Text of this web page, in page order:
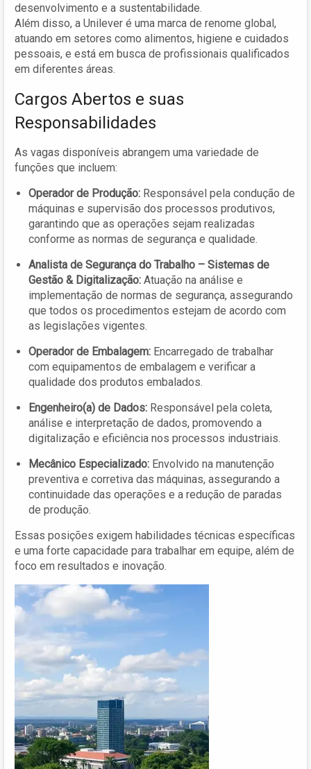
desenvolvimento e a sustentabilidade.
Além disso, a Unilever é uma marca de renome global,
atuando em setores como alimentos, higiene e cuidados
pessoais, e está em busca de profissionais qualificados
em diferentes áreas.
Cargos Abertos e suas
Responsabilidades
As vagas disponíveis abrangem uma variedade de
funções que incluem:
Operador de Produção: Responsável pela condução de
máquinas e supervisão dos processos produtivos,
garantindo que as operações sejam realizadas
conforme as normas de segurança e qualidade.
Analista de Segurança do Trabalho – Sistemas de
Gestão & Digitalização: Atuação na análise e
implementação de normas de segurança, assegurando
que todos os procedimentos estejam de acordo com
as legislações vigentes.
Operador de Embalagem: Encarregado de trabalhar
com equipamentos de embalagem e verificar a
qualidade dos produtos embalados.
Engenheiro(a) de Dados: Responsável pela coleta,
análise e interpretação de dados, promovendo a
digitalização e eficiência nos processos industriais.
Mecânico Especializado: Envolvido na manutenção
preventiva e corretiva das máquinas, assegurando a
continuidade das operações e a redução de paradas
de produção.
Essas posições exigem habilidades técnicas específicas
e uma forte capacidade para trabalhar em equipe, além de
foco em resultados e inovação.